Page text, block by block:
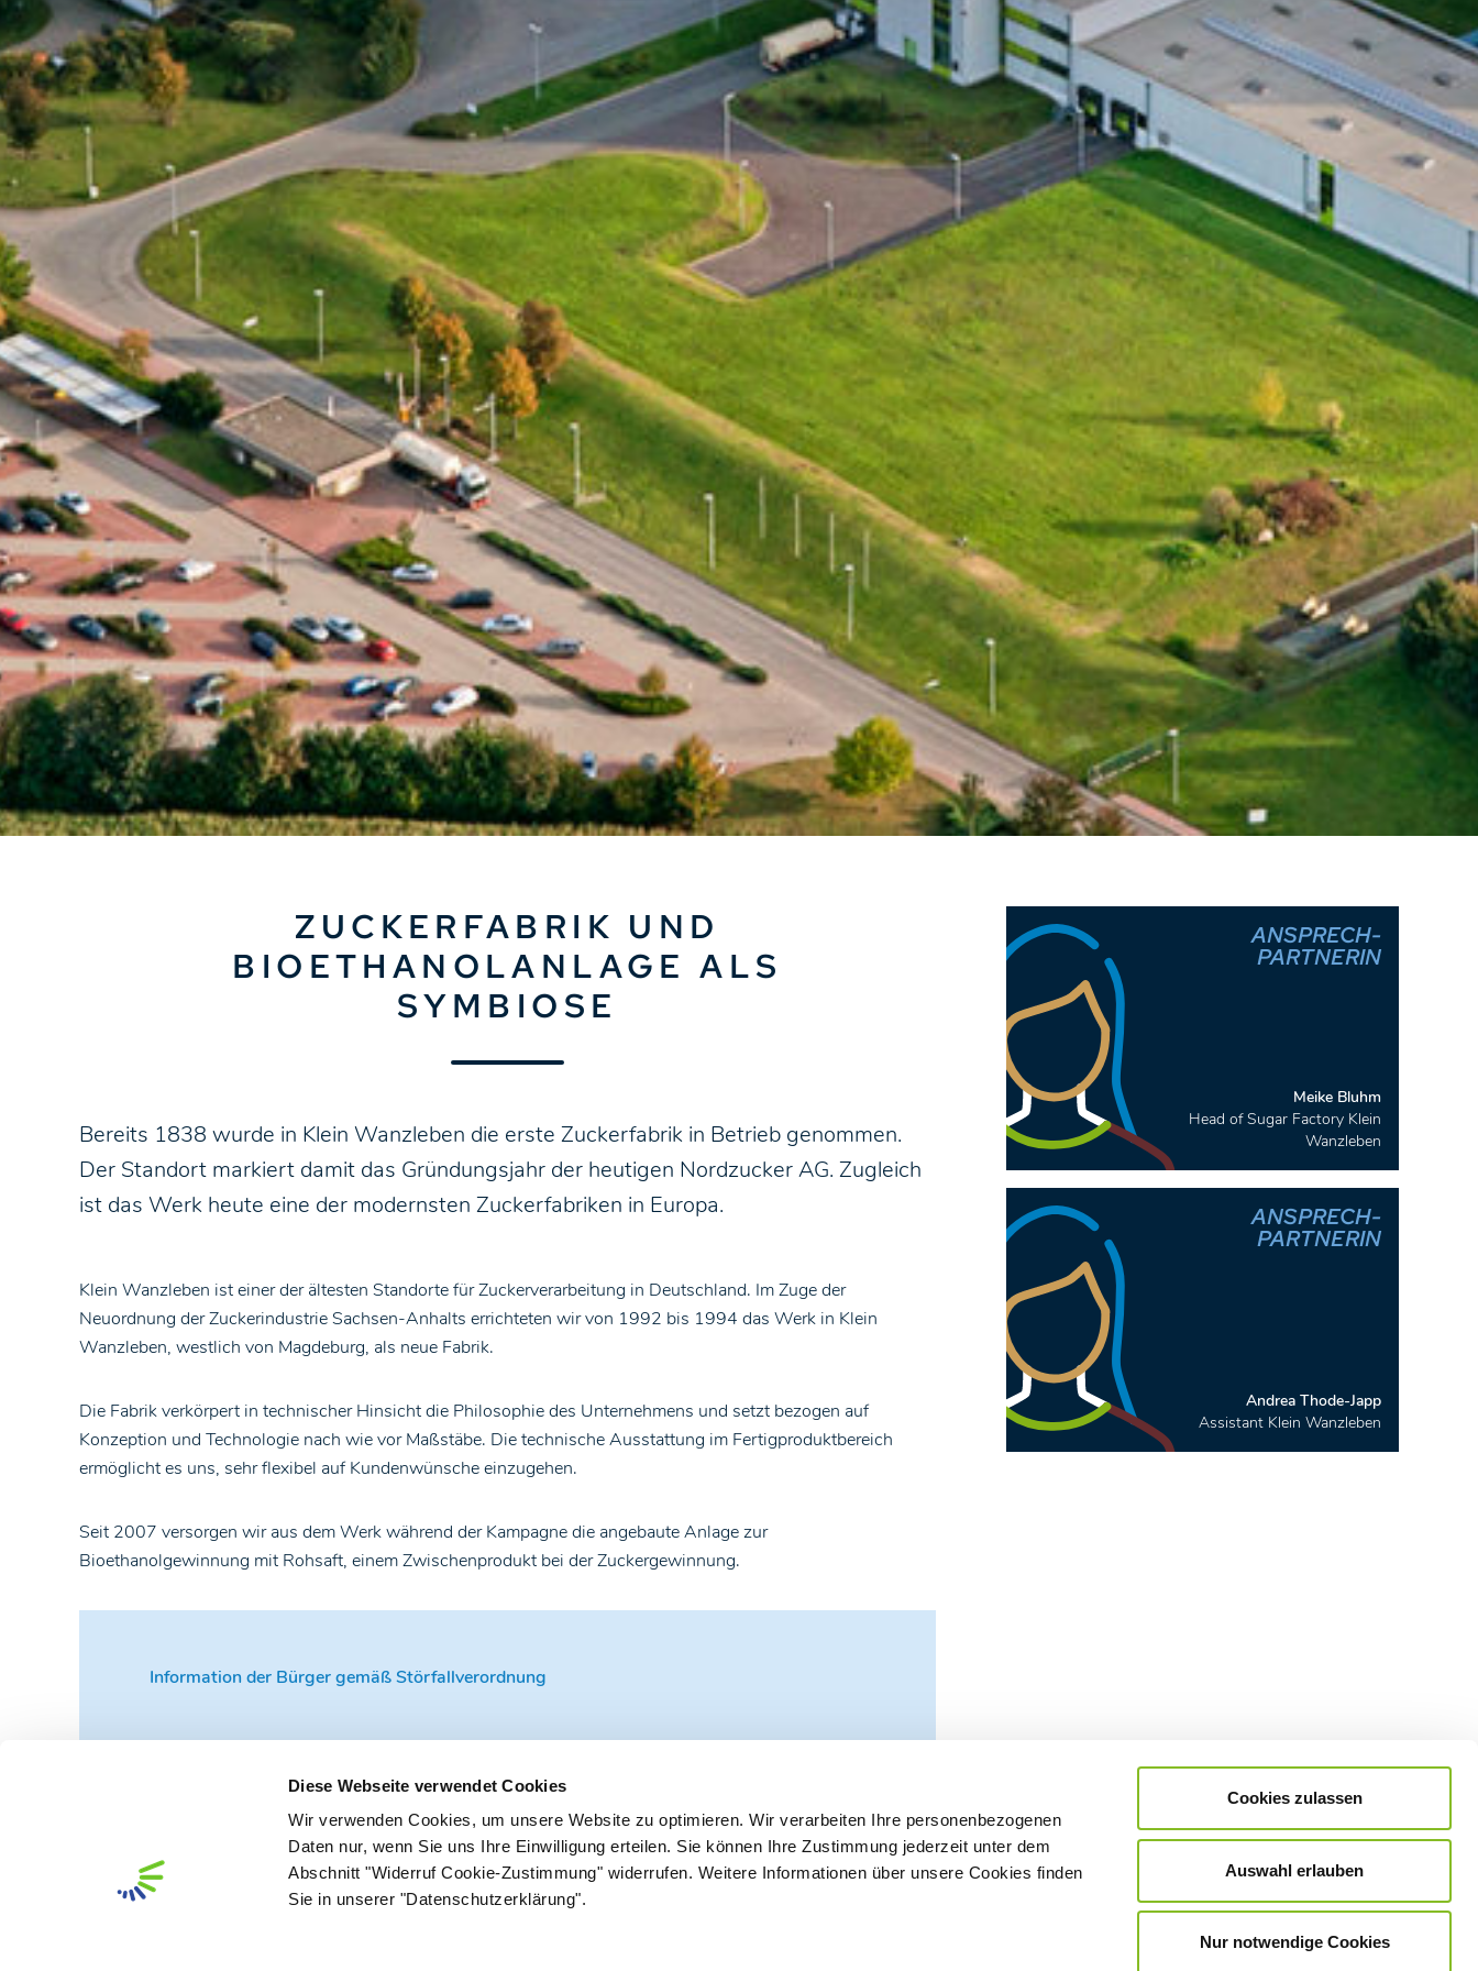
Diese Webseite verwendet Cookies
Wir verwenden Cookies, um unsere Website zu optimieren. Wir verarbeiten Ihre personenbezogenen
Daten nur, wenn Sie uns Ihre Einwilligung erteilen. Sie können Ihre Zustimmung jederzeit unter dem
Abschnitt "Widerruf Cookie-Zustimmung" widerrufen. Weitere Informationen über unsere Cookies finden
Sie in unserer "Datenschutzerklärung".
Cookies zulassen
Auswahl erlauben
Nur notwendige Cookies
ZUCKERFABRIK UND
BIOETHANOLANLAGE ALS
SYMBIOSE
Bereits 1838 wurde in Klein Wanzleben die erste Zuckerfabrik in Betrieb genommen.
Der Standort markiert damit das Gründungsjahr der heutigen Nordzucker AG. Zugleich
ist das Werk heute eine der modernsten Zuckerfabriken in Europa.
Klein Wanzleben ist einer der ältesten Standorte für Zuckerverarbeitung in Deutschland. Im Zuge der
Neuordnung der Zuckerindustrie Sachsen-Anhalts errichteten wir von 1992 bis 1994 das Werk in Klein
Wanzleben, westlich von Magdeburg, als neue Fabrik.
Die Fabrik verkörpert in technischer Hinsicht die Philosophie des Unternehmens und setzt bezogen auf
Konzeption und Technologie nach wie vor Maßstäbe. Die technische Ausstattung im Fertigproduktbereich
ermöglicht es uns, sehr flexibel auf Kundenwünsche einzugehen.
Seit 2007 versorgen wir aus dem Werk während der Kampagne die angebaute Anlage zur
Bioethanolgewinnung mit Rohsaft, einem Zwischenprodukt bei der Zuckergewinnung.
Information der Bürger gemäß Störfallverordnung
Nordzucker AG
ANSPRECH-
PARTNERIN
Meike Bluhm
Head of Sugar Factory Klein
Wanzleben
ANSPRECH-
PARTNERIN
Andrea Thode-Japp
Assistant Klein Wanzleben